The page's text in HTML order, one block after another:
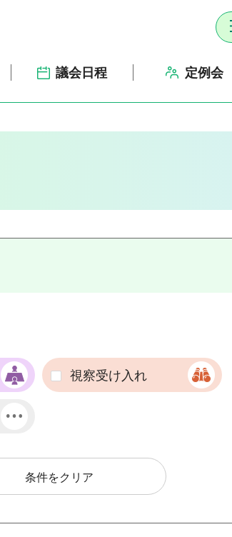
議会日程 定例会
視察受け入れ
条件をクリア